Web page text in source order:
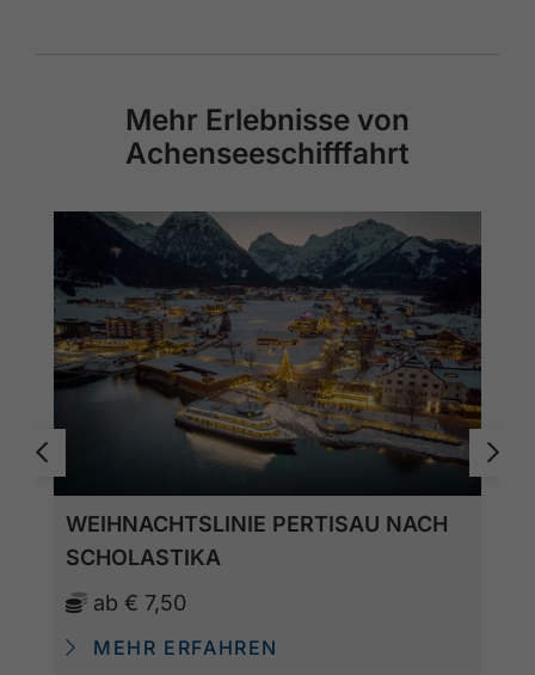
Mehr Erlebnisse von
Achenseeschifffahrt
WEIHNACHTSLINIE PERTISAU NACH
SCHOLASTIKA
ab € 7,50
MEHR ERFAHREN